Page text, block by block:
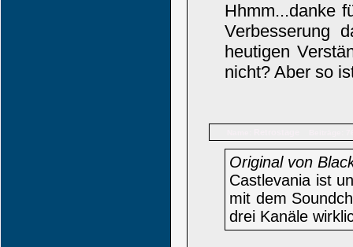
Hhmm...danke
Verbesserung
heutigen
nicht? Aber so
Original von
Castlevania ist
mit dem
drei Kanäle